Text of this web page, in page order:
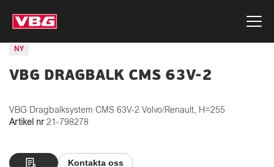
NY
VBG DRAGBALK CMS 63V-2
VBG Dragbalksystem CMS 63V-2 Volvo/Renault, H=255
Artikel nr 21-798278
Kontakta oss